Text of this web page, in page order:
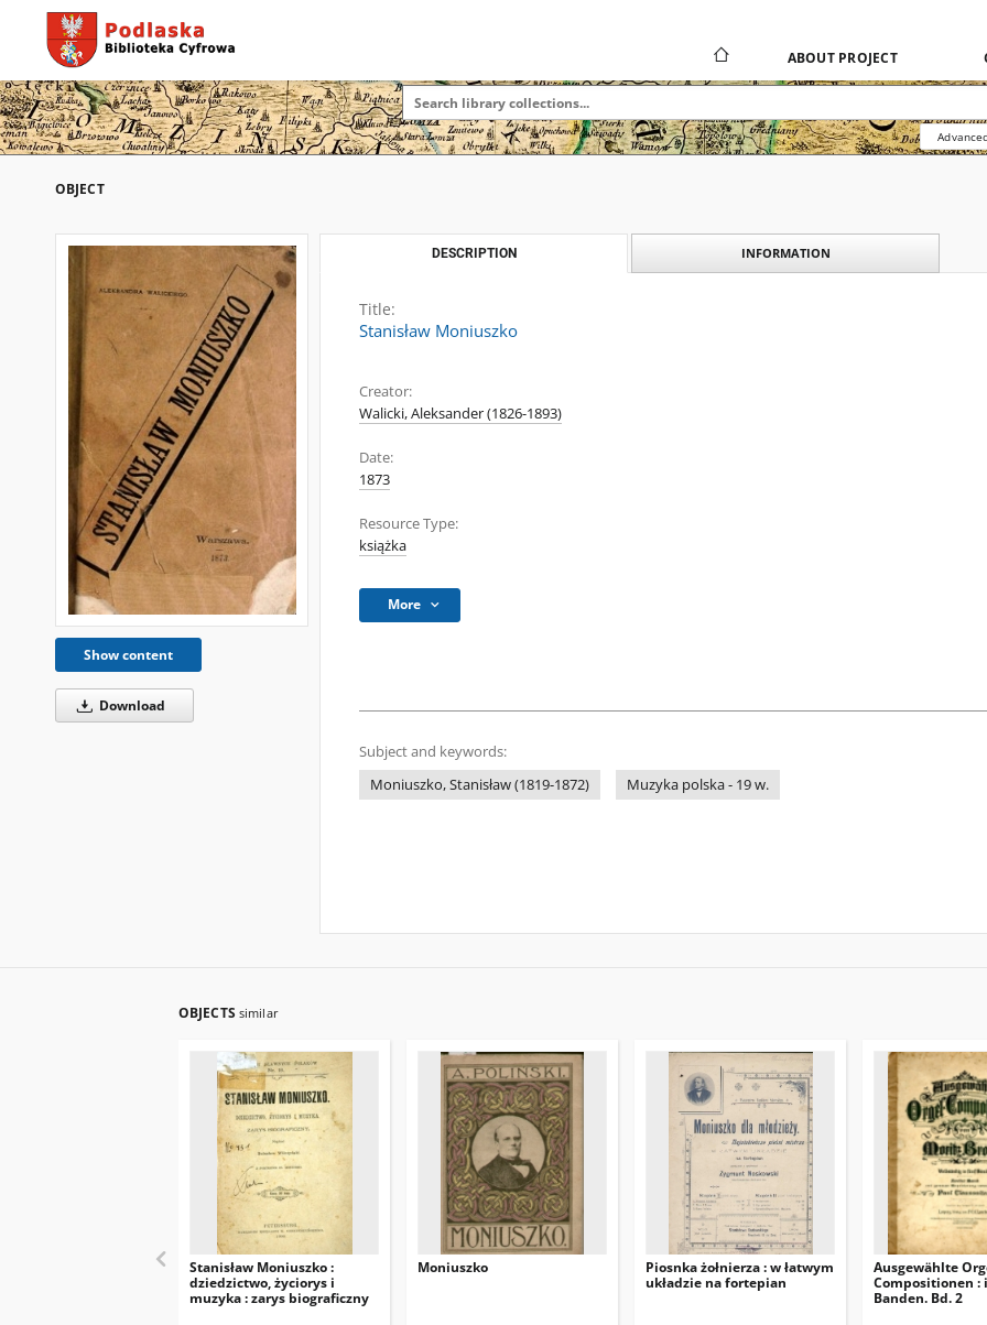
ABOUT PROJECT
OBJECT
Show content
Download
DESCRIPTION INFORMATION
Title:
Stanisław Moniuszko
Creator:
Walicki, Aleksander (1826-1893)
Date:
1873
Resource Type:
książka
More
Subject and keywords:
Moniuszko, Stanisław (1819-1872)
Muzyka polska - 19 w.
OBJECTS similar
Stanisław Moniuszko :
dziedzictwo, życiorys i
muzyka : zarys biograficzny
Moniuszko
Piosnka żołnierza : w łatwym
układzie na fortepian
Ausgewählte
Compositionen :
Banden. Bd. 2